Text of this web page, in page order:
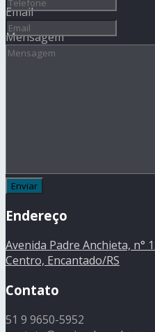
Email
Mensagem
Endereço
Avenida Padre Anchieta, n°
Centro, Encantado/RS
Contato
51 9 9650-5952